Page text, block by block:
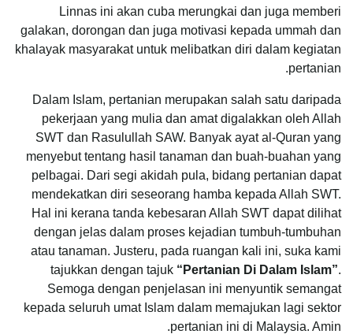
Linnas ini akan cuba merungkai dan juga memberi
galakan, dorongan dan juga motivasi kepada ummah dan
khalayak masyarakat untuk melibatkan diri dalam kegiatan
pertanian.
Dalam Islam, pertanian merupakan salah satu daripada
pekerjaan yang mulia dan amat digalakkan oleh Allah
SWT dan Rasulullah SAW. Banyak ayat al-Quran yang
menyebut tentang hasil tanaman dan buah-buahan yang
pelbagai. Dari segi akidah pula, bidang pertanian dapat
mendekatkan diri seseorang hamba kepada Allah SWT.
Hal ini kerana tanda kebesaran Allah SWT dapat dilihat
dengan jelas dalam proses kejadian tumbuh-tumbuhan
atau tanaman. Justeru, pada ruangan kali ini, suka kami
tajukkan dengan tajuk “Pertanian Di Dalam Islam”.
Semoga dengan penjelasan ini menyuntik semangat
kepada seluruh umat Islam dalam memajukan lagi sektor
pertanian ini di Malaysia. Amin.